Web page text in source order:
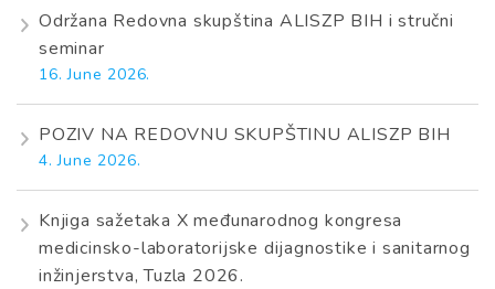
Održana Redovna skupština ALISZP BIH i stručni
seminar
16. June 2026.
POZIV NA REDOVNU SKUPŠTINU ALISZP BIH
4. June 2026.
Knjiga sažetaka X međunarodnog kongresa
medicinsko-laboratorijske dijagnostike i sanitarnog
inžinjerstva, Tuzla 2026.